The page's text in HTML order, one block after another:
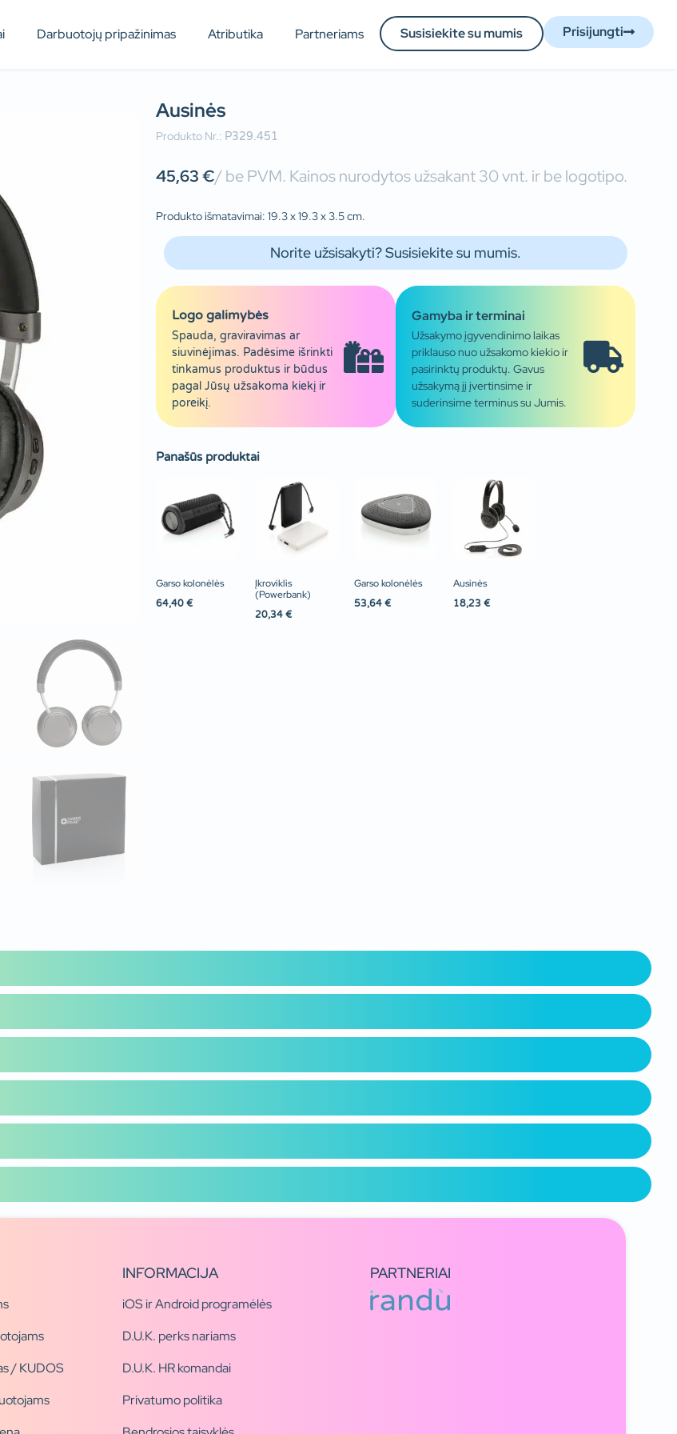
Darbuotojų pripažinimas Atributika Partneriams Susisiekite su mumis Prisijungti
Ausinės
Produkto Nr.: P329.451
45,63€/ be PVM. Kainos nurodytos užsakant 30 vnt. ir be logotipo.
Produkto išmatavimai: 19.3 x 19.3 x 3.5 cm.
Norite užsisakyti? Susisiekite su mumis.
Logo galimybės
Spauda, graviravimas ar
siuvinėjimas. Padėsime išrinkti
tinkamus produktus ir būdus
pagal Jūsų užsakoma kiekį ir
poreikį.
Gamyba ir terminai
Užsakymo įgyvendinimo laikas
priklauso nuo užsakomo kiekio ir
pasirinktų produktų. Gavus
užsakymą jį įvertinsime ir
suderinsime terminus su Jumis.
Panašūs produktai
Garso kolonėlės
64,40 €
Įkroviklis
(Powerbank)
20,34 €
Garso kolonėlės
53,64 €
Ausinės
18,23 €
/ KUDOS
INFORMACIJA
iOS ir Android programėlės
D.U.K. perks nariams
D.U.K. HR komandai
Privatumo politika
PARTNERIAI